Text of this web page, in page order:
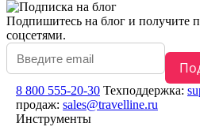
Подпишитесь на блог и получите
соцсетями.
8 800 555-20-30 Техподдержка:
продаж: sales@travelline.ru
Инструменты